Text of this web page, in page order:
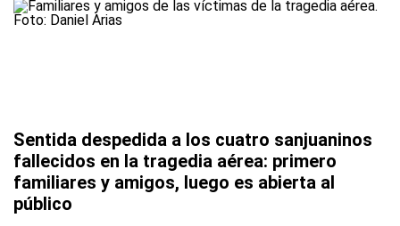
Sentida despedida a los cuatro sanjuaninos
fallecidos en la tragedia aérea: primero
familiares y amigos, luego es abierta al
público